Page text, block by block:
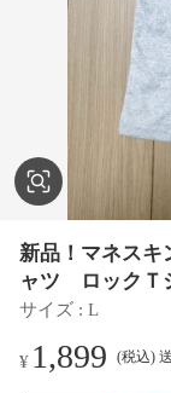
新品！マネス
ャツ ロックＴ
サイズ : L
¥ 1,899 (税込)